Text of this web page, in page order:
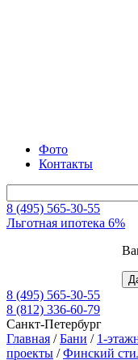
Фото
Контакты
8 (495) 565-30-55
Льготная ипотека 6%
8 (495) 565-30-55
8 (812) 336-60-79
Санкт-Петербург
Главная /Бани / 1-
проекты /Финский